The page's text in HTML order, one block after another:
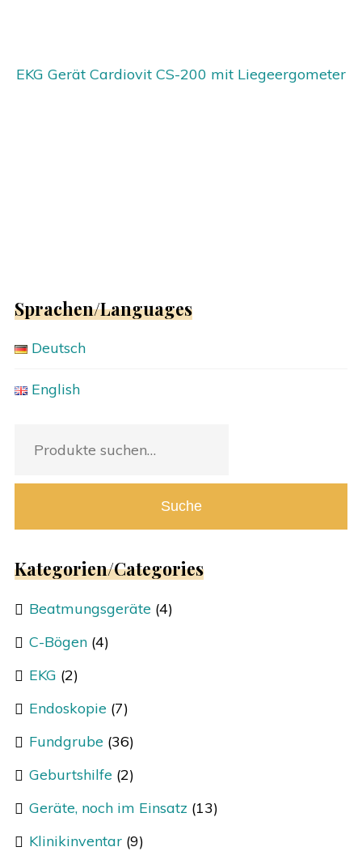
EKG Gerät Cardiovit CS-200 mit Liegeergometer
Sprachen/Languages
Deutsch
English
Suche
Kategorien/Categories
Beatmungsgeräte (4)
C-Bögen (4)
EKG (2)
Endoskopie (7)
Fundgrube (36)
Geburtshilfe (2)
Geräte, noch im Einsatz (13)
Klinikinventar (9)